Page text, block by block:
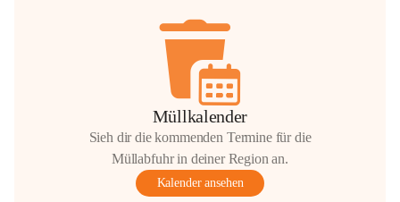
Müllkalender
Sieh dir die kommenden Termine für die
Müllabfuhr in deiner Region an.
Kalender ansehen